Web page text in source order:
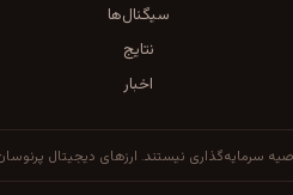
سیگنال‌ها
نتایج
اخبار
نیستند. ارزهای دیجیتال پرنوسان‌اند؛ هرگز بیش